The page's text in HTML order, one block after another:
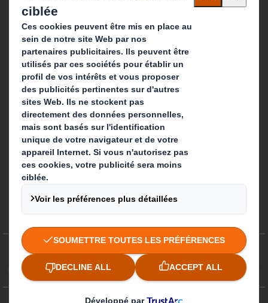
Suivez-nous
Préférences de cookies Egalité professionnelle
Plan du site
Politique des cookies
Politiques de confidentialité CGA/ CGV